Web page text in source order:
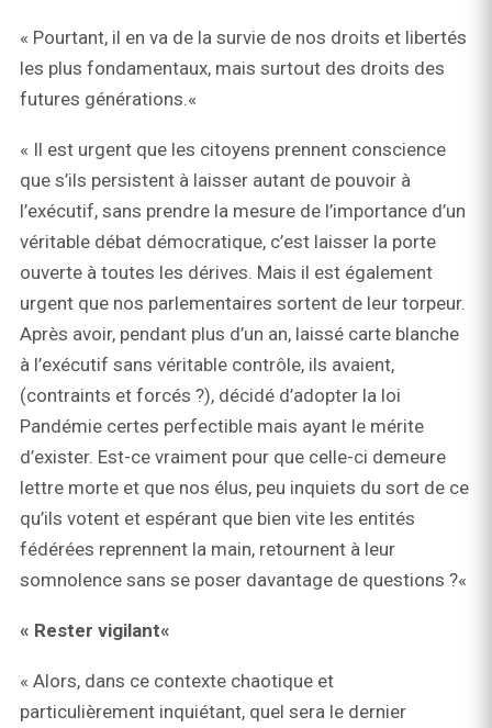
« Pourtant, il en va de la survie de nos droits et libertés
les plus fondamentaux, mais surtout des droits des
futures générations.«
« Il est urgent que les citoyens prennent conscience
que s’ils persistent à laisser autant de pouvoir à
l’exécutif, sans prendre la mesure de l’importance d’un
véritable débat démocratique, c’est laisser la porte
ouverte à toutes les dérives. Mais il est également
urgent que nos parlementaires sortent de leur torpeur.
Après avoir, pendant plus d’un an, laissé carte blanche
à l’exécutif sans véritable contrôle, ils avaient,
(contraints et forcés ?), décidé d’adopter la loi
Pandémie certes perfectible mais ayant le mérite
d’exister. Est-ce vraiment pour que celle-ci demeure
lettre morte et que nos élus, peu inquiets du sort de ce
qu’ils votent et espérant que bien vite les entités
fédérées reprennent la main, retournent à leur
somnolence sans se poser davantage de questions ?«
« Rester vigilant«
« Alors, dans ce contexte chaotique et
particulièrement inquiétant, quel sera le dernier